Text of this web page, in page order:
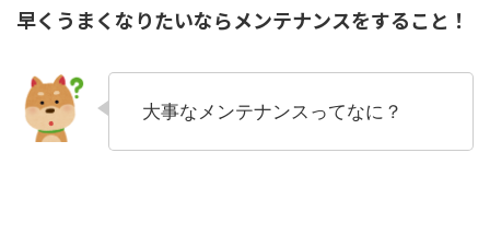
早くうまくなりたいならメンテナンスをすること！
大事なメンテナンスってなに？